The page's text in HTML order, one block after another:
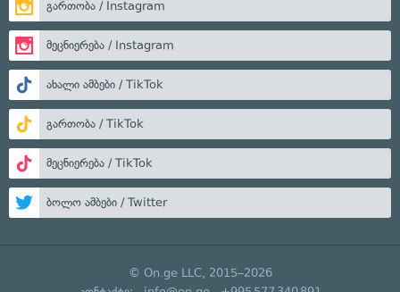
გართობა / Instagram
მეცნიერება / Instagram
ახალი ამბები / TikTok
გართობა / TikTok
მეცნიერება / TikTok
ბოლო ამბები / Twitter
© On.ge LLC, 2015–2026